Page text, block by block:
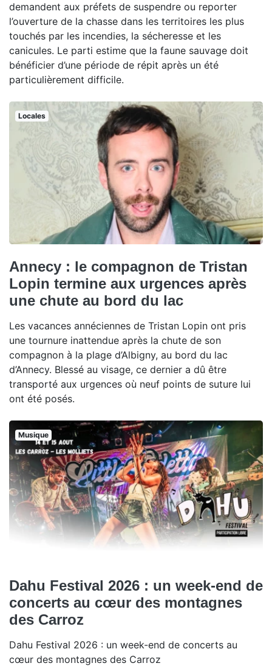
demandent aux préfets de suspendre ou reporter
l’ouverture de la chasse dans les territoires les plus
touchés par les incendies, la sécheresse et les
canicules. Le parti estime que la faune sauvage doit
bénéficier d’une période de répit après un été
particulièrement difficile.
Locales
Annecy : le compagnon de Tristan
Lopin termine aux urgences après
une chute au bord du lac
Les vacances annéciennes de Tristan Lopin ont pris
une tournure inattendue après la chute de son
compagnon à la plage d’Albigny, au bord du lac
d’Annecy. Blessé au visage, ce dernier a dû être
transporté aux urgences où neuf points de suture lui
ont été posés.
Musique
Dahu Festival 2026 : un week-end de
concerts au cœur des montagnes
des Carroz
Dahu Festival 2026 : un week-end de concerts au
cœur des montagnes des Carroz